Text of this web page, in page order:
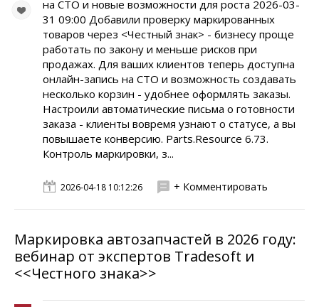
на СТО и новые возможности для роста 2026-03-
31 09:00 Добавили проверку маркированных
товаров через <Честный знак> - бизнесу проще
работать по закону и меньше рисков при
продажах. Для ваших клиентов теперь доступна
онлайн-запись на СТО и возможность создавать
несколько корзин - удобнее оформлять заказы.
Настроили автоматические письма о готовности
заказа - клиенты вовремя узнают о статусе, а вы
повышаете конверсию. Parts.Resource 6.73.
Контроль маркировки, з...
2026-04-18 10:12:26 + Комментировать
Маркировка автозапчастей в 2026 году:
вебинар от экспертов Tradesoft и
<<Честного знака>>